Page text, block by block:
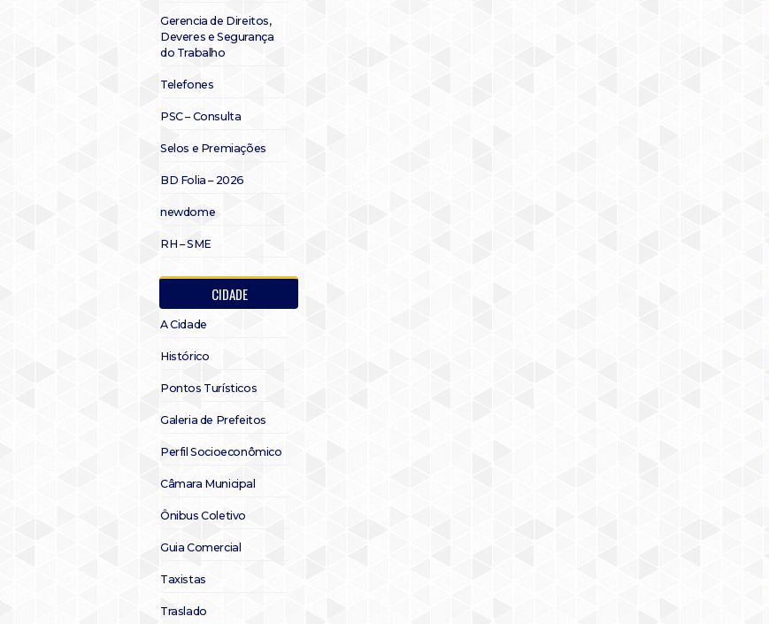
Gerencia de Direitos,
Deveres e Segurança
do Trabalho
Telefones
PSC – Consulta
Selos e Premiações
BD Folia – 2026
newdome
RH – SME
CIDADE
A Cidade
Histórico
Pontos Turísticos
Galeria de Prefeitos
Perfil Socioeconômico
Câmara Municipal
Ônibus Coletivo
Guia Comercial
Taxistas
Traslado